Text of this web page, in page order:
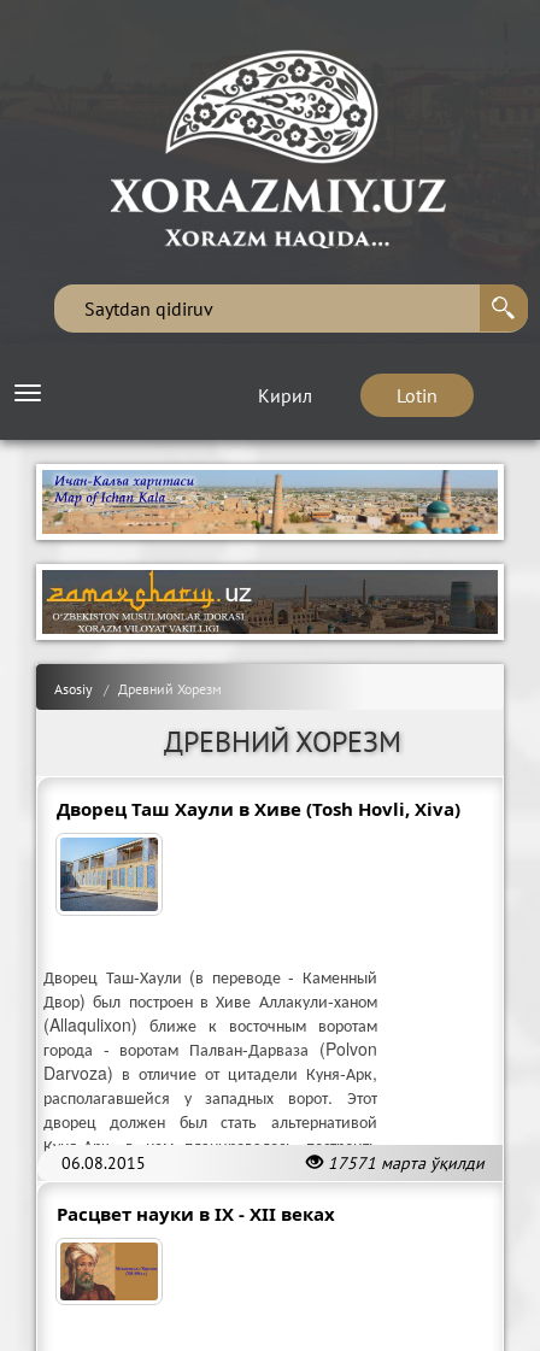
Кирил Lotin
Toggle
Asosiy Древний Хорезм
ДРЕВНИЙ ХОРЕЗМ
Дворец Таш Хаули в Хиве (Tosh Hovli, Xiva)
06.08.2015 17571 марта ўқилди
Дворец Таш-Хаули (в переводе - Каменный
Двор) был построен в Хиве Аллакули-ханом
(Allaqulixon) ближе к восточным воротам
города - воротам Палван-Дарваза (Polvon
Darvoza) в отличие от цитадели Куня-Арк,
располагавшейся у западных ворот. Этот
дворец должен был стать альтернативой
Куня-Арк, в нем планировалось построить
150 комнат и 9 дворов.
Расцвет науки в IX - XII веках